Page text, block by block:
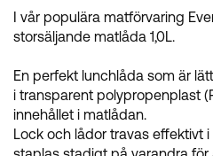
I vår populära matförvaring
storsäljande matlåda 1,0L.
En perfekt lunchlåda som är
i transparent polypropenplast
innehållet i matlådan.
Lock och lådor travas effektivt